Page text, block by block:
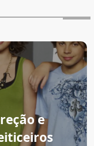
e